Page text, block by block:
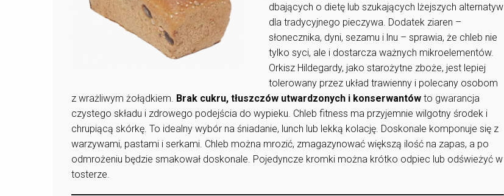
dbających o dietę lub szukających lżejszych alternatyw
dla tradycyjnego pieczywa. Dodatek ziaren –
słonecznika, dyni, sezamu i lnu – sprawia, że chleb nie
tylko syci, ale i dostarcza ważnych mikroelementów.
Orkisz Hildegardy, jako starożytne zboże, jest lepiej
tolerowany przez układ trawienny i polecany osobom
z wrażliwym żołądkiem. Brak cukru, tłuszczów utwardzonych i konserwantów to gwarancja
czystego składu i zdrowego podejścia do wypieku. Chleb fitness ma przyjemnie wilgotny środek i
chrupiącą skórkę. To idealny wybór na śniadanie, lunch lub lekką kolację. Doskonale komponuje się z
warzywami, pastami i serkami. Chleb można mrozić, zmagazynować większą ilość na zapas, a po
odmrożeniu będzie smakował doskonale. Pojedyncze kromki można krótko odpiec lub odświeżyć w
tosterze.